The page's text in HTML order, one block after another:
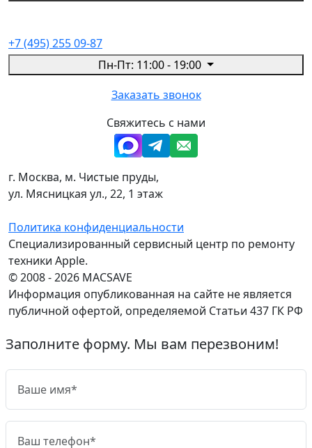
+7 (495) 255 09-87
Пн-Пт: 11:00 - 19:00
Заказать звонок
Свяжитесь с нами
г. Москва, м. Чистые пруды,
ул. Мясницкая ул., 22, 1 этаж
Политика конфиденциальности
Специализированный сервисный центр по ремонту
техники Apple.
© 2008 - 2026 MACSAVE
Информация опубликованная на сайте не является
публичной офертой, определяемой Статьи 437 ГК РФ
Заполните форму. Мы вам перезвоним!